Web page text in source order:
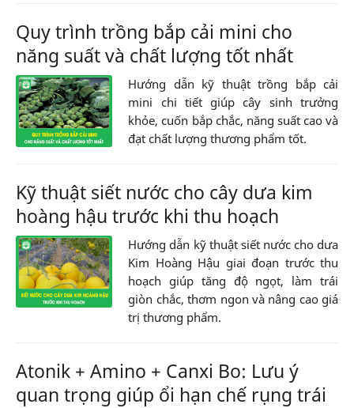
Quy trình trồng bắp cải mini cho
năng suất và chất lượng tốt nhất
Hướng dẫn kỹ thuật trồng bắp cải
mini chi tiết giúp cây sinh trưởng
khỏe, cuốn bắp chắc, năng suất cao và
đạt chất lượng thương phẩm tốt.
Kỹ thuật siết nước cho cây dưa kim
hoàng hậu trước khi thu hoạch
Hướng dẫn kỹ thuật siết nước cho dưa
Kim Hoàng Hậu giai đoạn trước thu
hoạch giúp tăng độ ngọt, làm trái
giòn chắc, thơm ngon và nâng cao giá
trị thương phẩm.
Atonik + Amino + Canxi Bo: Lưu ý
quan trọng giúp ổi hạn chế rụng trái